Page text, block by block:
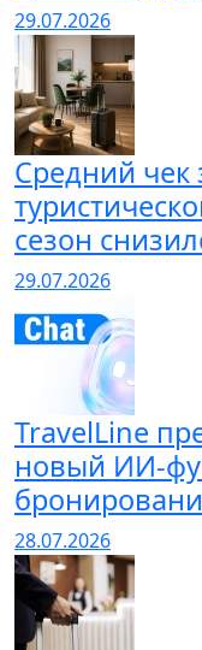
29.07.2026
Cредний
сезон
29.07.2026
TravelLine
новый ИИ-
28.07.2026